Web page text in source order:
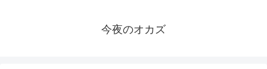
今夜のオカズ